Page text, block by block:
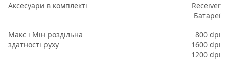
Аксесуари в комплекті
Receiver
Батареї
Макс і Мін роздільна
здатності руху
800 dpi
1600 dpi
1200 dpi